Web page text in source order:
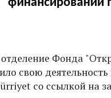
финансировании
отделение Фонда
свою
со ссылкой на